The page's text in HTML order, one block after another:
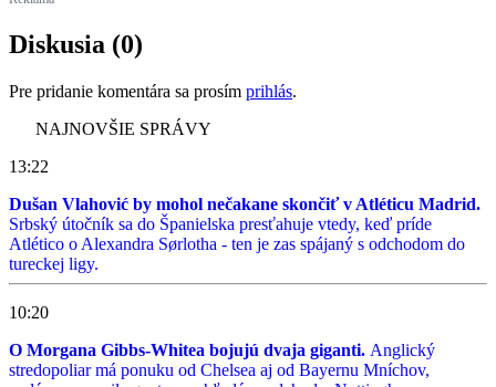
Diskusia (0)
Pre pridanie komentára sa prosím prihlás.
NAJNOVŠIE SPRÁVY
13:22
Dušan Vlahović by mohol nečakane skončiť v Atléticu Madrid.
Srbský útočník sa do Španielska presťahuje vtedy, keď príde
Atlético o Alexandra Sørlotha - ten je zas spájaný s odchodom do
tureckej ligy.
10:20
O Morgana Gibbs-Whitea bojujú dvaja giganti. Anglický
stredopoliar má ponuku od Chelsea aj od Bayernu Mníchov,